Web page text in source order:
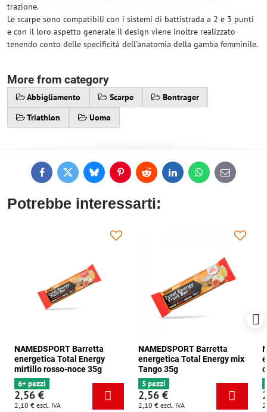
trazione.
Le scarpe sono compatibili con i sistemi di battistrada a 2 e 3 punti
e con il loro aspetto generale il design viene inoltre realizzato
tenendo conto delle specificità dell'anatomia della gamba femminile.
More from category
Abbigliamento Scarpe
Bontrager
Triathlon
Uomo
FacebookTwitterBlueskyPinterestReddit LinkedInWhatsApp
E-
mail
Potrebbe interessarti:
NAMEDSPORT Barretta
energetica Total Energy
mirtillo rosso-noce 35g
6+ pezzi
2,56 €
2,10 € escl. IVA
NAMEDSPORT Barretta
energetica Total Energy mix
Tango 35g
5 pezzi
2,56 €
2,10 € escl. IVA